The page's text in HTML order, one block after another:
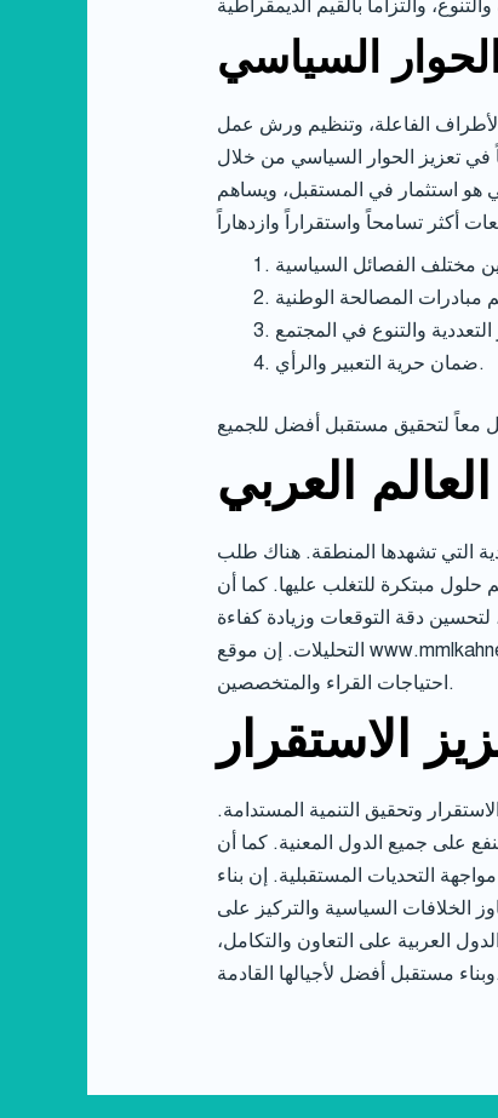
السياسي
الأطراف الفاعلة، وتنظيم ورش عمل
في تعزيز الحوار السياسي من خلال
هو استثمار في المستقبل، ويساهم
ضمان حرية التعبير والرأي.
العربي
التي تشهدها المنطقة. هناك طلب
حلول مبتكرة للتغلب عليها. كما أن
لتحسين دقة التوقعات وزيادة كفاءة
التحليلات. إن موقع www.mmlkahnews.com/category/politics-2/ يحرص على مواكبة هذه التطورات، وتقديم تحليلات سياسية مبتكرة وموثوقة، تلبي
احتياجات القراء والمتخصصين.
الاستقرار
وتحقيق التنمية المستدامة.
على جميع الدول المعنية. كما أن
التحديات المستقبلية. إن بناء
الخلافات السياسية والتركيز على
العربية على التعاون والتكامل،
القادمة.